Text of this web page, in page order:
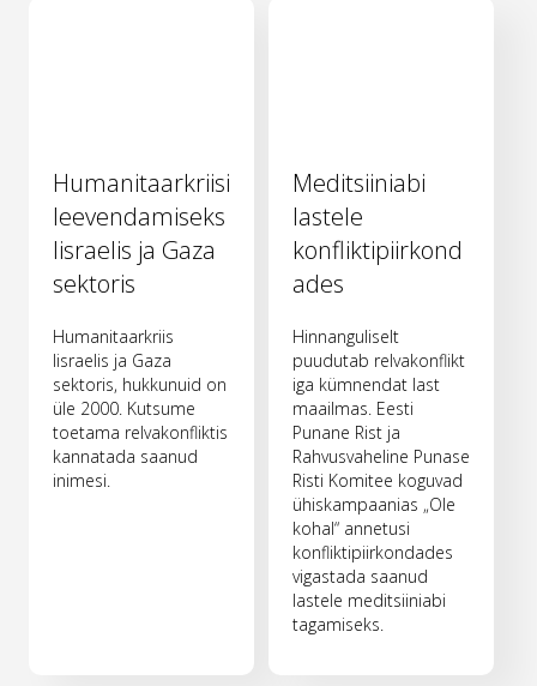
Humanitaarkriisi
leevendamiseks
Iisraelis ja Gaza
sektoris
Humanitaarkriis
Iisraelis ja Gaza
sektoris, hukkunuid on
üle 2000. Kutsume
toetama relvakonfliktis
kannatada saanud
inimesi.
Meditsiiniabi
lastele
konfliktipiirkond
ades
Hinnanguliselt
puudutab relvakonflikt
iga kümnendat last
maailmas. Eesti
Punane Rist ja
Rahvusvaheline Punase
Risti Komitee koguvad
ühiskampaanias „Ole
kohal“ annetusi
konfliktipiirkondades
vigastada saanud
lastele meditsiiniabi
tagamiseks.